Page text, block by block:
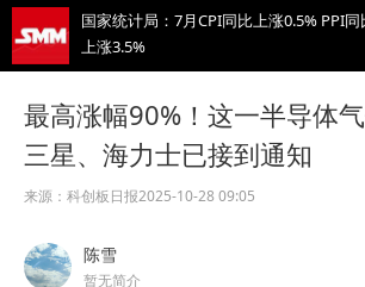
国家统计局：7月CPI同比上涨0.5% PPI同
上涨3.5%
涨跌互现 贵金属周线大反攻【隔夜行情】
2026 SMM锌业大会圆满落幕！大咖云集 共
寻锌行业破局发展新机遇
为有色行业打造的神器
最高涨幅90%！这一半导体
三星、海力士已接到通知
来源： 科创板日报2025-10-28 09:05
陈雪
暂无简介